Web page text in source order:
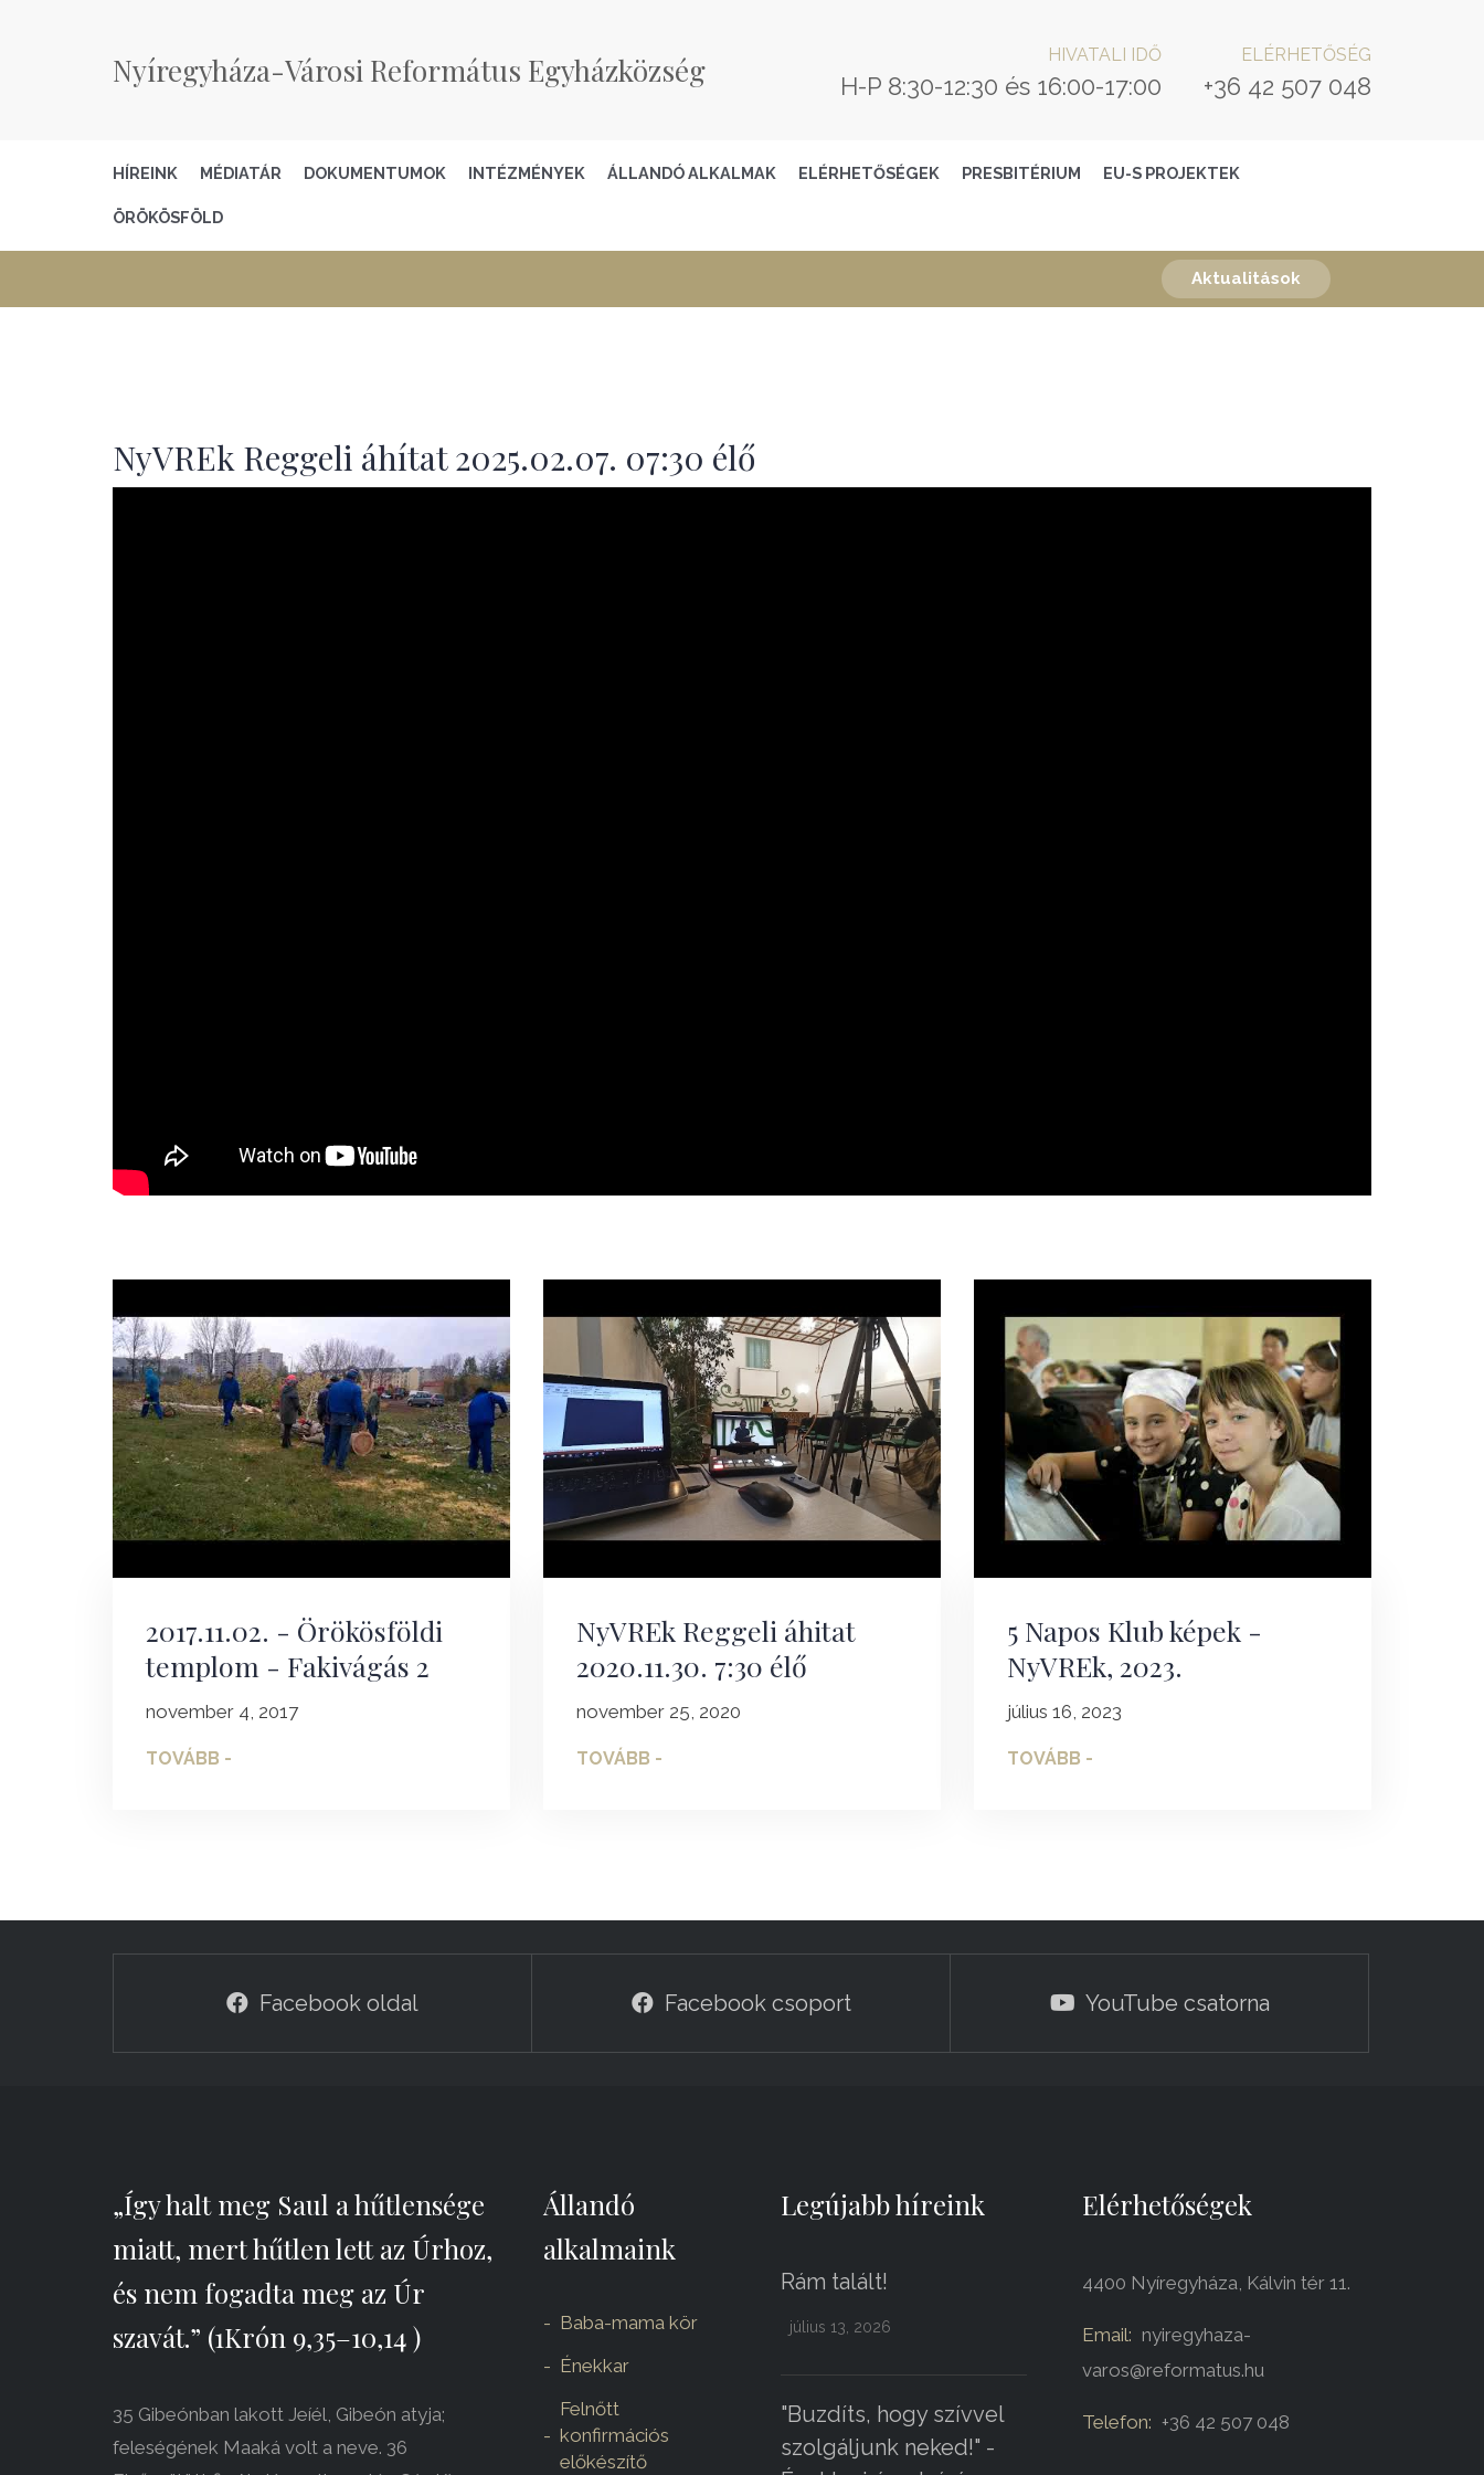
Nyíregyháza-Városi Református Egyházközség HIVATALI IDŐ
H-P 8:30-12:30 és 16:00-17:00
ELÉRHETŐSÉG
+36 42 507 048
HÍREINK MÉDIATÁR DOKUMENTUMOK INTÉZMÉNYEK ÁLLANDÓ ALKALMAK ELÉRHETŐSÉGEK PRESBITÉRIUM EU-S PROJEKTEK
ÖRÖKÖSFÖLD
Aktualitások
NyVREk Reggeli áhítat 2025.02.07. 07:30 élő
2017.11.02. - Örökösföldi
templom - Fakivágás 2
november 4, 2017
TOVÁBB -
NyVREk Reggeli áhitat
2020.11.30. 7:30 élő
november 25, 2020
TOVÁBB -
5 Napos Klub képek -
NyVREk, 2023.
július 16, 2023
TOVÁBB -
Facebook oldal Facebook csoport YouTube csatorna
„Így halt meg Saul a hűtlensége
miatt, mert hűtlen lett az Úrhoz,
és nem fogadta meg az Úr
szavát.” (1Krón 9,35–10,14 )
35 Gibeónban lakott Jeíél, Gibeón atyja;
feleségének Maaká volt a neve. 36
Állandó
alkalmaink
Baba-mama kör
Énekkar
Felnőtt
konfirmációs
előkészítő
Legújabb híreink
Rám talált!
július 13, 2026
"Buzdíts, hogy szívvel
szolgáljunk neked!" -
Elérhetőségek
4400 Nyíregyháza, Kálvin tér 11.
Email: nyiregyhaza-
varos@reformatus.hu
Telefon: +36 42 507 048